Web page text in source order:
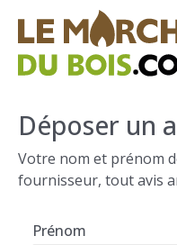
CHAUFFAGE AU BOIS
FAQ
Déposer un
Votre nom et prénom
fournisseur, tout avis
Prénom